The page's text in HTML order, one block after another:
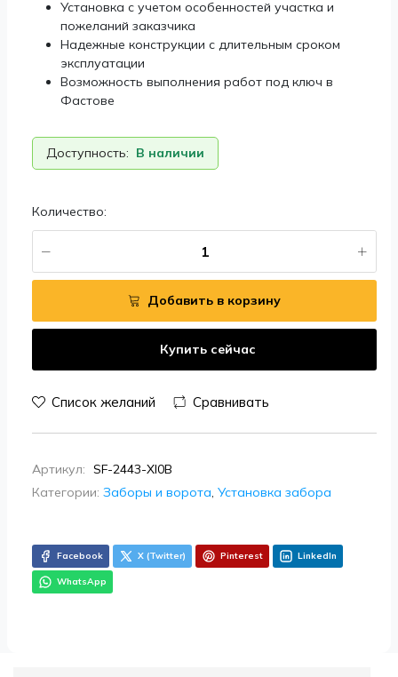
Установка с учетом особенностей участка и
пожеланий заказчика
Надежные конструкции с длительным сроком
эксплуатации
Возможность выполнения работ под ключ в
Фастове
Доступность: В наличии
Количество:
Добавить в корзину
Купить сейчас
Список желаний Сравнивать
Артикул: SF-2443-XI0B
Категории: Заборы и ворота, Установка забора
Facebook X (Twitter) Pinterest LinkedIn
WhatsApp